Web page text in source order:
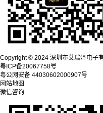
Copyright © 2024 深圳市艾瑞泽电子
粤ICP备20067758号
粤公网安备 44030602000907号
网站地图
微信咨询